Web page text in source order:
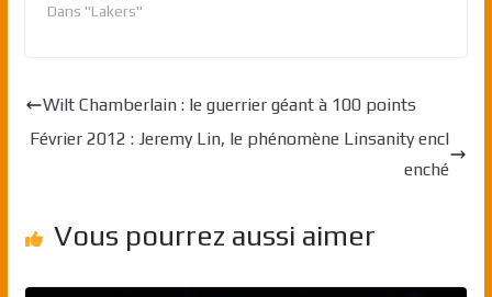
Dans "Lakers"
Wilt Chamberlain : le guerrier géant à 100 points
Février 2012 : Jeremy Lin, le phénomène Linsanity encl
enché
Vous pourrez aussi aimer